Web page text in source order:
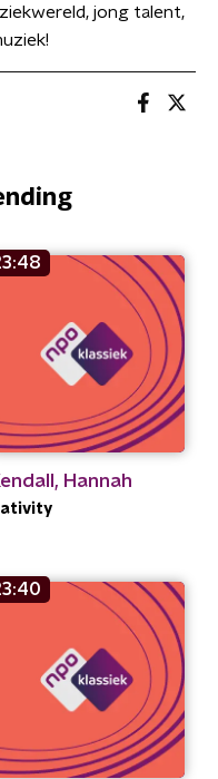
jong talent,
Hannah